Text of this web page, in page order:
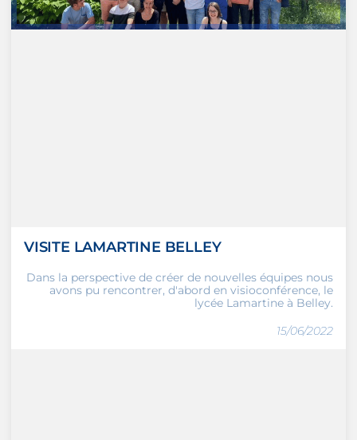
VISITE LAMARTINE BELLEY
Dans la perspective de créer de nouvelles équipes nous
avons pu rencontrer, d'abord en visioconférence, le
lycée Lamartine à Belley.
15/06/2022